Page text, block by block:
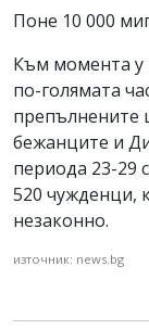
Поне 10 000
Към момента у
по-голямата
препълнените
бежанците и
периода 23-29
520 чужденци,
незаконно.
източник: news.bg